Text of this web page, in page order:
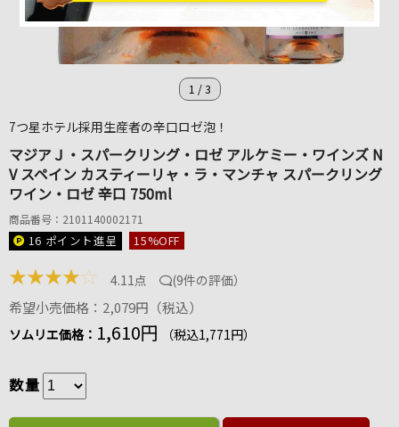
1 /3
7つ星ホテル採用生産者の辛口ロゼ泡！
マジアＪ・スパークリング・ロゼ アルケミー・ワインズ N
V スペイン カスティーリャ・ラ・マンチャ スパークリング
ワイン・ロゼ 辛口 750ml
商品番号：2101140002171
16 ポイント進呈 15%OFF
★★★★☆ 4.11点 (9件の評価）
希望小売価格：2,079円（税込）
ソムリエ価格： 1,610円 （税込1,771円）
数量